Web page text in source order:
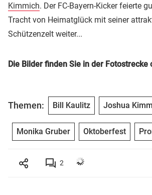
Kimmich. Der FC-Bayern-Kicker feierte
Tracht von Heimatglück mit seiner
Schützenzelt weiter...
Die Bilder finden Sie in der Fotostrecke
Themen: Bill Kaulitz Joshua
Monika Gruber Oktoberfest
2